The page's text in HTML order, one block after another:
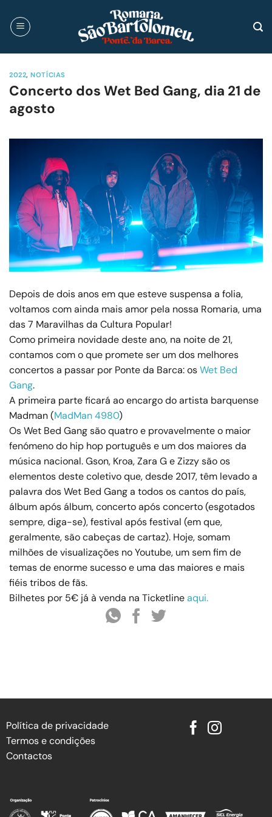
content
2022,NOTÍCIAS
Concerto dos Wet Bed Gang, dia 21 de
agosto
Depois de dois anos em que esteve suspensa a folia,
voltamos com ainda mais amor pela nossa Romaria, uma
das 7 Maravilhas da Cultura Popular!
Como primeira novidade deste ano, na noite de 21,
contamos com o que promete ser um dos melhores
concertos a passar por Ponte da Barca: osWet Bed
Gang.
A primeira parte ficará ao encargo do artista barquense
Madman (MadMan 4980)
Os Wet Bed Gang são quatro e provavelmente o maior
fenómeno do hip hop português e um dos maiores da
música nacional. Gson, Kroa, Zara G e Zizzy são os
elementos deste coletivo que, desde 2017, têm levado a
palavra dos Wet Bed Gang a todos os cantos do país,
álbum após álbum, concerto após concerto (esgotados
sempre, diga-se), festival após festival (em que,
geralmente, são cabeças de cartaz). Hoje, somam
milhões de visualizações no Youtube, um sem fim de
temas de enorme sucesso e uma das maiores e mais
fiéis tribos de fãs.
Bilhetes por 5€ já à venda na Ticketlineaqui.
Política de privacidade
Termos e condições
Contactos